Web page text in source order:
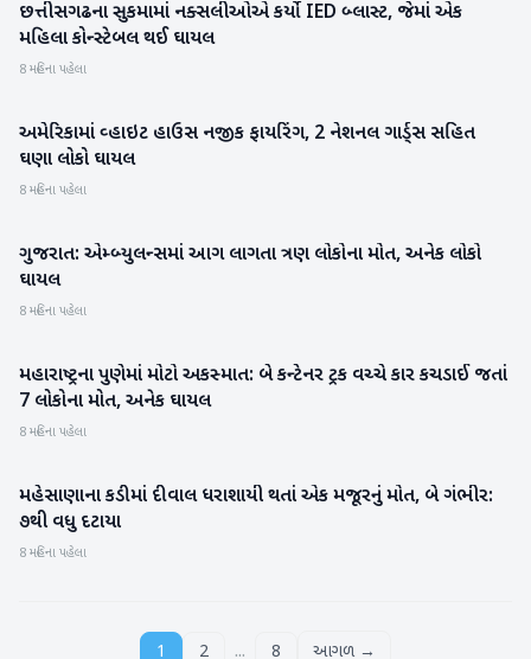
રાષ્ટ્રીય
છત્તીસગઢના સુકમામાં નક્સલીઓએ કર્યો IED બ્લાસ્ટ, જેમાં એક
મહિલા કોન્સ્ટેબલ થઈ ઘાયલ
8 મહિના પહેલા
આંતરરાષ્ટ્રીય
અમેરિકામાં વ્હાઇટ હાઉસ નજીક ફાયરિંગ, 2 નેશનલ ગાર્ડ્સ સહિત
ઘણા લોકો ઘાયલ
8 મહિના પહેલા
ગુજરાત
ગુજરાત: એમ્બ્યુલન્સમાં આગ લાગતા ત્રણ લોકોના મોત, અનેક લોકો
ઘાયલ
8 મહિના પહેલા
રાષ્ટ્રીય
મહારાષ્ટ્રના પુણેમાં મોટો અકસ્માત: બે કન્ટેનર ટ્રક વચ્ચે કાર કચડાઈ જતાં
7 લોકોના મોત, અનેક ઘાયલ
8 મહિના પહેલા
મહેસાણા
મહેસાણાના કડીમાં દીવાલ ધરાશાયી થતાં એક મજૂરનું મોત, બે ગંભીર:
૭થી વધુ દટાયા
8 મહિના પહેલા
1 2 ... 8 આગળ →